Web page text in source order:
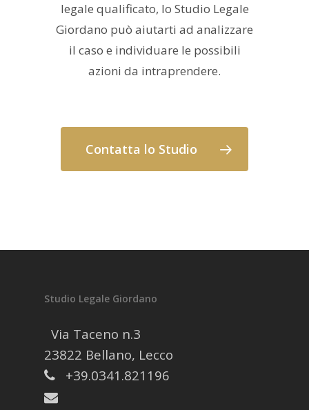
legale qualificato, lo Studio Legale
Giordano può aiutarti ad analizzare
il caso e individuare le possibili
azioni da intraprendere.
Contatta lo Studio
Studio Legale Giordano
Via Taceno n.3
23822 Bellano, Lecco
+39.0341.821196